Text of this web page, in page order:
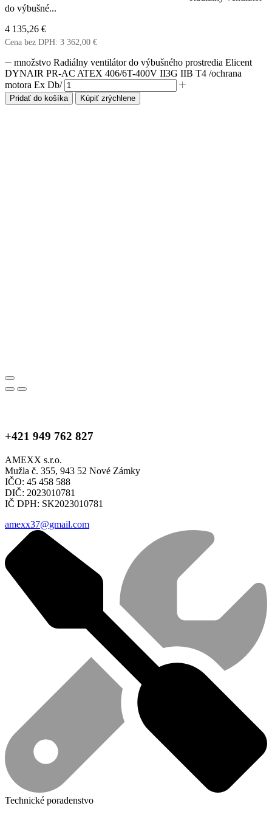
do výbušné...
4 135,26 €
Cena bez DPH: 3 362,00 €
množstvo Radiálny ventilátor do výbušného prostredia Elicent
DYNAIR PR-AC ATEX 406/6T-400V II3G IIB T4 /ochrana
motora Ex Db/
Pridať do košíka Kúpiť zrýchlene
+421 949 762 827
AMEXX s.r.o.
Mužla č. 355, 943 52 Nové Zámky
IČO: 45 458 588
DIČ: 2023010781
IČ DPH: SK2023010781
amexx37@gmail.com
Technické poradenstvo